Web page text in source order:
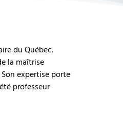
du Québec.
la maîtrise
expertise porte
professeur